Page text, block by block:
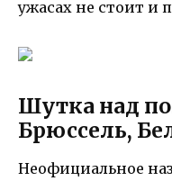
ужасах не стоит и
Шутка над
Брюссель,
Неофициальное